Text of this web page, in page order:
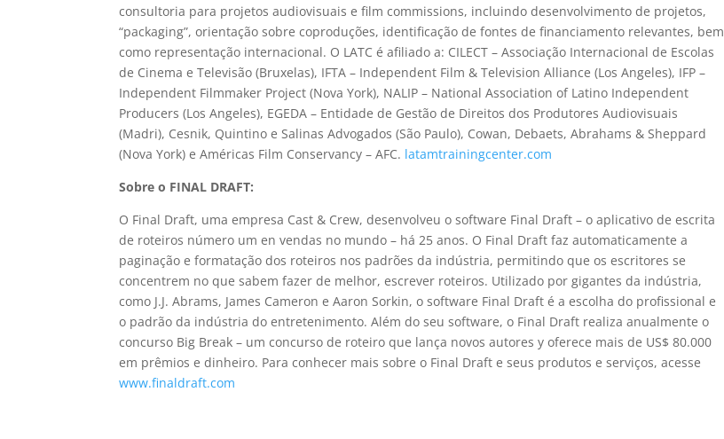
consultoria para projetos audiovisuais e film commissions, incluindo desenvolvimento de projetos,
“packaging”, orientação sobre coproduções, identificação de fontes de financiamento relevantes, bem
como representação internacional. O LATC é afiliado a: CILECT – Associação Internacional de Escolas
de Cinema e Televisão (Bruxelas), IFTA – Independent Film & Television Alliance (Los Angeles), IFP –
Independent Filmmaker Project (Nova York), NALIP – National Association of Latino Independent
Producers (Los Angeles), EGEDA – Entidade de Gestão de Direitos dos Produtores Audiovisuais
(Madri), Cesnik, Quintino e Salinas Advogados (São Paulo), Cowan, Debaets, Abrahams & Sheppard
(Nova York) e Américas Film Conservancy – AFC. latamtrainingcenter.com
Sobre o FINAL DRAFT:
O Final Draft, uma empresa Cast & Crew, desenvolveu o software Final Draft – o aplicativo de escrita
de roteiros número um en vendas no mundo – há 25 anos. O Final Draft faz automaticamente a
paginação e formatação dos roteiros nos padrões da indústria, permitindo que os escritores se
concentrem no que sabem fazer de melhor, escrever roteiros. Utilizado por gigantes da indústria,
como J.J. Abrams, James Cameron e Aaron Sorkin, o software Final Draft é a escolha do profissional e
o padrão da indústria do entretenimento. Além do seu software, o Final Draft realiza anualmente o
concurso Big Break – um concurso de roteiro que lança novos autores y oferece mais de US$ 80.000
em prêmios e dinheiro. Para conhecer mais sobre o Final Draft e seus produtos e serviços, acesse
www.finaldraft.com